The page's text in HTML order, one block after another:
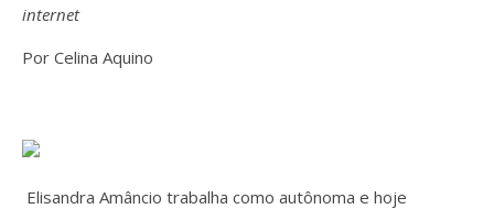
internet
Por Celina Aquino
Elisandra Amâncio trabalha como autônoma e hoje